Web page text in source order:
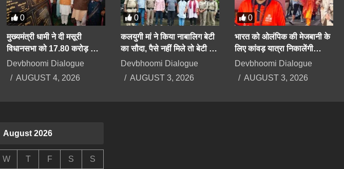
0
मुख्यमंत्री धामी ने दी मसूरी
विधानसभा को 17.80 करोड़ की
योजनाओं की सौगात
Devbhoomi Dialogue
AUGUST 4, 2026
0
कलयुगी मां ने किया नाबालिग बेटी
का सौदा, पैसे नहीं मिले तो बेटी के
अपहरण का झूठा मुकदमा दर्ज
Devbhoomi Dialogue
AUGUST 3, 2026
0
भारत को ओलंपिक की मेजबानी के
लिए कांवड़ यात्रा निकालेंगी
उत्तराखंड की मंत्री रेखा आर्या
Devbhoomi Dialogue
AUGUST 3, 2026
August 2026
W T F S S